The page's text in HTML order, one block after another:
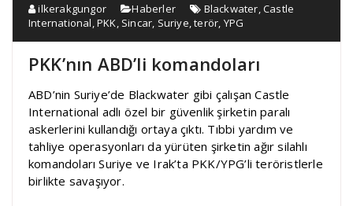
ilkerakgungor Haberler Blackwater ,Castle
International ,PKK Sincar Suriye ,terör YPG
PKK’nın ABD’li komandoları
ABD’nin Suriye’de Blackwater gibi çalışan Castle
International adlı özel bir güvenlik şirketin paralı
askerlerini kullandığı ortaya çıktı. Tıbbi yardım ve
tahliye operasyonları da yürüten şirketin ağır silahlı
komandoları Suriye ve Irak’ta PKK/YPG’li teröristlerle
birlikte savaşıyor.